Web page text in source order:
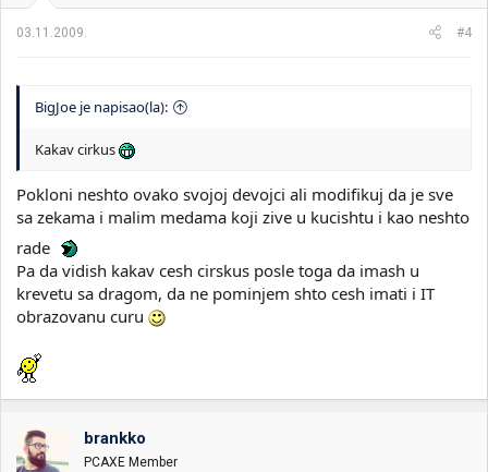
03.11.2009. #4
BigJoe je napisao(la):
Kakav cirkus
Pokloni neshto ovako svojoj devojci ali modifikuj da je sve
sa zekama i malim medama koji zive u kucishtu i kao neshto
rade
Pa da vidish kakav cesh cirskus posle toga da imash u
krevetu sa dragom, da ne pominjem shto cesh imati i IT
obrazovanu curu
brankko
PCAXE Member